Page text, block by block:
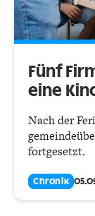
Fünf
eine
Nach der
fortgesetzt.
Chronik